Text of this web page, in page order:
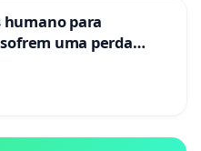
para
uma perda
portugueses